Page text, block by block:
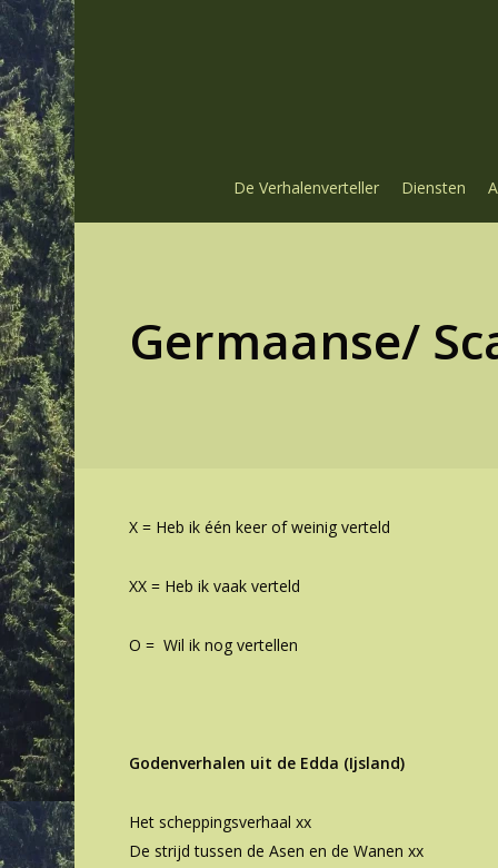
Skip
to
main
content
De Verhalenverteller Diensten
Germaanse/
X = Heb ik één keer of weinig verteld
XX = Heb ik vaak verteld
O = Wil ik nog vertellen
Godenverhalen uit de Edda (Ijsland)
Het scheppingsverhaal xx
De strijd tussen de Asen en de Wanen xx